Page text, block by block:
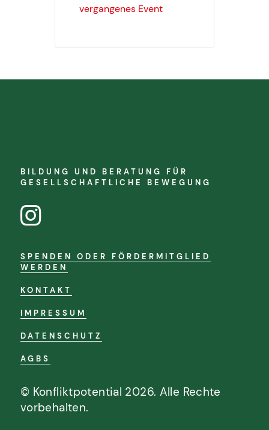
vergangenes Event
BILDUNG UND BERATUNG FÜR
GESELLSCHAFTLICHE BEWEGUNG
SPENDEN ODER FÖRDERMITGLIED
WERDEN
KONTAKT
IMPRESSUM
DATENSCHUTZ
AGBS
© Konfliktpotential 2026. Alle Rechte
vorbehalten.